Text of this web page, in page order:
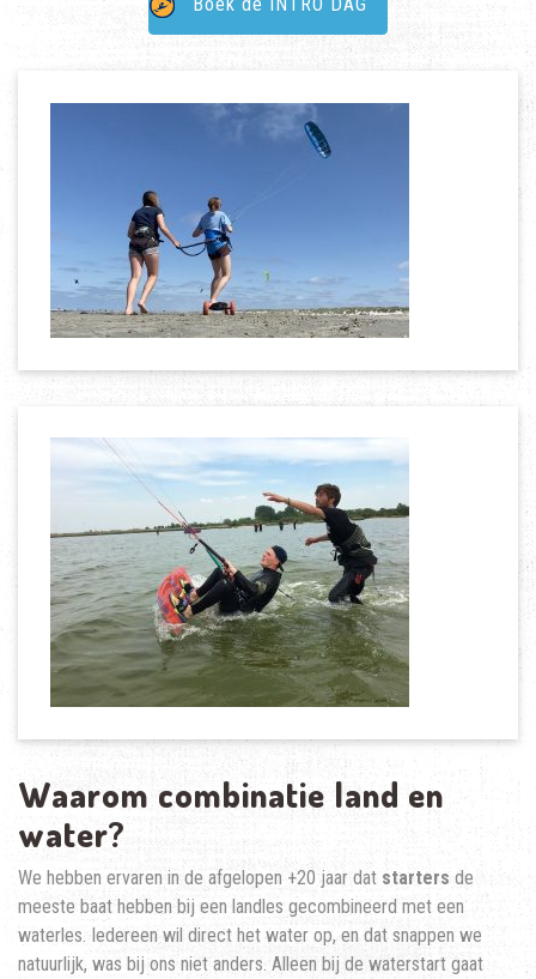
Waarom combinatie land en
water?
We hebben ervaren in de afgelopen +20 jaar dat starters de
meeste baat hebben bij een landles gecombineerd met een
waterles. Iedereen wil direct het water op, en dat snappen we
natuurlijk, was bij ons niet anders. Alleen bij de waterstart gaat